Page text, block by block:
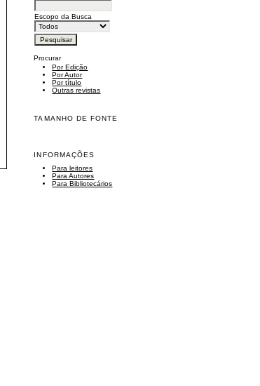
Escopo da Busca
Procurar
Por Edição
Por Autor
Por título
Outras revistas
TAMANHO DE FONTE
INFORMAÇÕES
Para leitores
Para Autores
Para Bibliotecários